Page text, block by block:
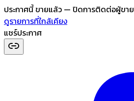
ประกาศนี้ขายแล้ว — ปิดการติดต่อผู้ขาย
ดูรายการที่ใกล้เคียง
แชร์ประกาศ